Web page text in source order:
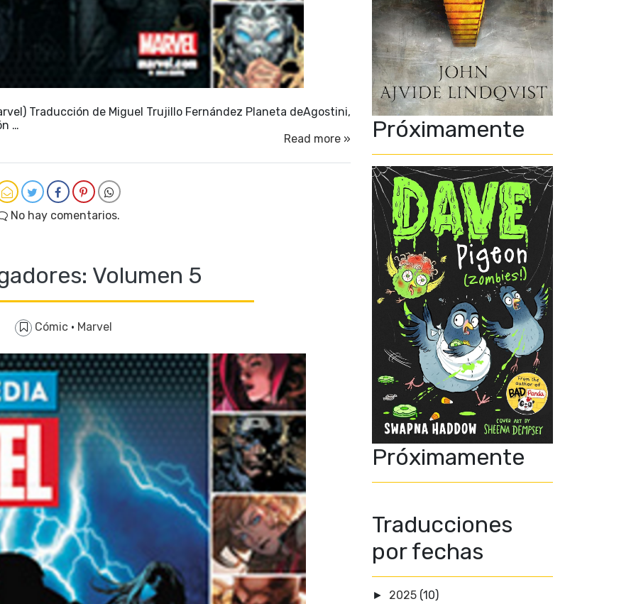
Traducción de Miguel Trujillo Fernández Planeta deAgostini,
…
Read more »
No hay comentarios.
Volumen 5
Cómic · Marvel
Próximamente
Próximamente
Traducciones
por fechas
► 2025 (10)